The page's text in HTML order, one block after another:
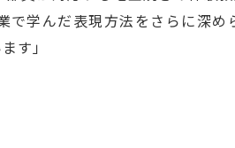
学んだ表現方法をさらに深
す」